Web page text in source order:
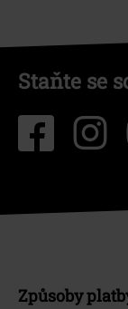
Staňte se
Způsoby